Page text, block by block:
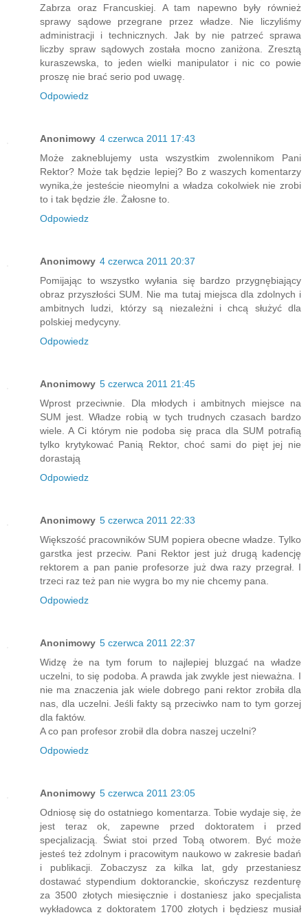
Zabrza oraz Francuskiej. A tam napewno były również
sprawy sądowe przegrane przez władze. Nie liczyliśmy
administracji i technicznych. Jak by nie patrzeć sprawa
liczby spraw sądowych została mocno zaniżona. Zresztą
kuraszewska, to jeden wielki manipulator i nic co powie
proszę nie brać serio pod uwagę.
Odpowiedz
Anonimowy 4 czerwca 2011 17:43
Może zakneblujemy usta wszystkim zwolennikom Pani
Rektor? Może tak będzie lepiej? Bo z waszych komentarzy
wynika,że jesteście nieomylni a władza cokolwiek nie zrobi
to i tak będzie źle. Żałosne to.
Odpowiedz
Anonimowy 4 czerwca 2011 20:37
Pomijając to wszystko wyłania się bardzo przygnębiający
obraz przyszłości SUM. Nie ma tutaj miejsca dla zdolnych i
ambitnych ludzi, którzy są niezależni i chcą służyć dla
polskiej medycyny.
Odpowiedz
Anonimowy 5 czerwca 2011 21:45
Wprost przeciwnie. Dla młodych i ambitnych miejsce na
SUM jest. Władze robią w tych trudnych czasach bardzo
wiele. A Ci którym nie podoba się praca dla SUM potrafią
tylko krytykować Panią Rektor, choć sami do pięt jej nie
dorastają
Odpowiedz
Anonimowy 5 czerwca 2011 22:33
Większość pracowników SUM popiera obecne władze. Tylko
garstka jest przeciw. Pani Rektor jest już drugą kadencję
rektorem a pan panie profesorze już dwa razy przegrał. I
trzeci raz też pan nie wygra bo my nie chcemy pana.
Odpowiedz
Anonimowy 5 czerwca 2011 22:37
Widzę że na tym forum to najlepiej bluzgać na władze
uczelni, to się podoba. A prawda jak zwykle jest nieważna. I
nie ma znaczenia jak wiele dobrego pani rektor zrobiła dla
nas, dla uczelni. Jeśli fakty są przeciwko nam to tym gorzej
dla faktów.
A co pan profesor zrobił dla dobra naszej uczelni?
Odpowiedz
Anonimowy 5 czerwca 2011 23:05
Odniosę się do ostatniego komentarza. Tobie wydaje się, że
jest teraz ok, zapewne przed doktoratem i przed
specjalizacją. Świat stoi przed Tobą otworem. Być może
jesteś też zdolnym i pracowitym naukowo w zakresie badań
i publikacji. Zobaczysz za kilka lat, gdy przestaniesz
dostawać stypendium doktoranckie, skończysz rezdenturę
za 3500 złotych miesięcznie i dostaniesz jako specjalista
wykładowca z doktoratem 1700 złotych i będziesz musiał